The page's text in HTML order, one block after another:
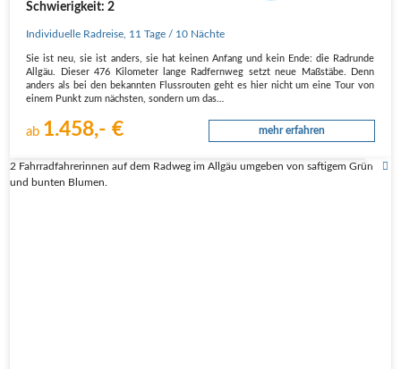
Schwierigkeit: 2
Individuelle Radreise 11 Tage / 10 Nächte
Sie ist neu, sie ist anders, sie hat kei­nen Anfang und kein Ende: die Rad­run­de
All­gäu. Die­ser 476 Kilo­me­ter lan­ge Rad­fern­weg setzt neue Maß­stä­be. Denn
anders als bei den bekann­ten Fluss­rou­ten geht es hier nicht um eine Tour von
einem Punkt zum nächs­ten, son­dern um das…
ab 1.458,- € mehr erfahren
2 Fahrradfahrerinnen auf dem Radweg im Allgäu umgeben von saftigem Grün
und bunten Blumen.